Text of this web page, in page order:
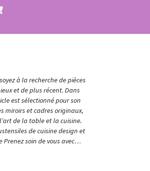
à la recherche de pièces
et de plus récent. Dans
est sélectionné pour son
miroirs et cadres originaux,
de la table et la cuisine.
de cuisine design et
Prenez soin de vous avec…